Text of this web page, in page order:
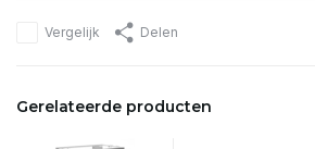
Vergelijk Delen
Gerelateerde producten